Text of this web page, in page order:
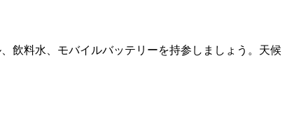
飲料水、モバイルバッテリーを持参しましょう。天候